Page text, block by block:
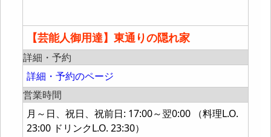
【芸能人御用達】東通りの隠れ家
詳細・予約
詳細・予約のページ
営業時間
月～日、祝日、祝前日: 17:00～翌0:00 （料理L.O.
23:00 ドリンクL.O. 23:30）